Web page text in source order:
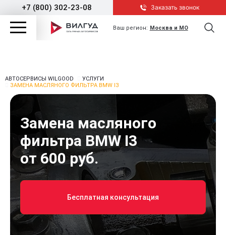
+7 (800) 302-23-08 Заказать звонок
Ваш регион: Москва и МО
АВТОСЕРВИСЫ WILGOOD
УСЛУГИ
ЗАМЕНА МАСЛЯНОГО ФИЛЬТРА BMW I3
Замена масляного
фильтра BMW I3
от 600 руб.
Бесплатная консультация